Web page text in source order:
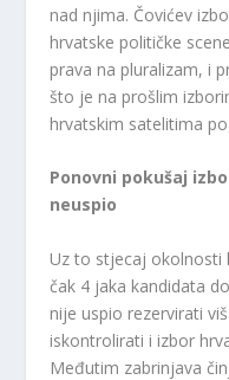
nad njima. Čovićev
hrvatske političke
prava na pluralizam, i
što je na prošlim
hrvatskim satelitima
Ponovni pokušaj
neuspio
Uz to stjecaj okolnosti
čak 4 jaka kandidata
nije uspio rezervirati
iskontrolirati i izbor
Međutim zabrinjava